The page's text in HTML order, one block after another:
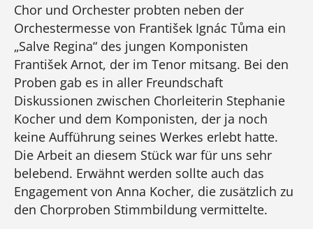
Chor und Orchester probten neben der
Orchestermesse von František Ignác Tůma ein
„Salve Regina“ des jungen Komponisten
František Arnot, der im Tenor mitsang. Bei den
Proben gab es in aller Freundschaft
Diskussionen zwischen Chorleiterin Stephanie
Kocher und dem Komponisten, der ja noch
keine Aufführung seines Werkes erlebt hatte.
Die Arbeit an diesem Stück war für uns sehr
belebend. Erwähnt werden sollte auch das
Engagement von Anna Kocher, die zusätzlich zu
den Chorproben Stimmbildung vermittelte.